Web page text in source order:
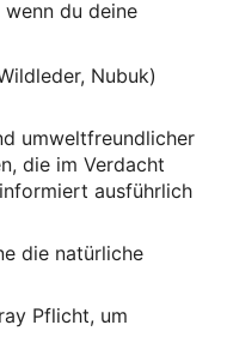
du deine
Nubuk)
umweltfreundlicher
die im Verdacht
ausführlich
die natürliche
Pflicht, um